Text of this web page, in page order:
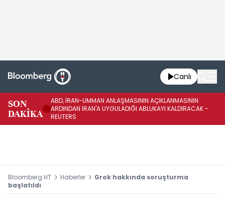
Canlı
SON
DAKİKA
ABD, İRAN-UMMAN ANLAŞMASININ AÇIKLANMASININ
ARDINDAN İRAN'A UYGULADIĞI ABLUKAYI KALDIRACAK -
REUTERS
Bloomberg HT Haberler
Grok hakkında soruşturma
başlatıldı